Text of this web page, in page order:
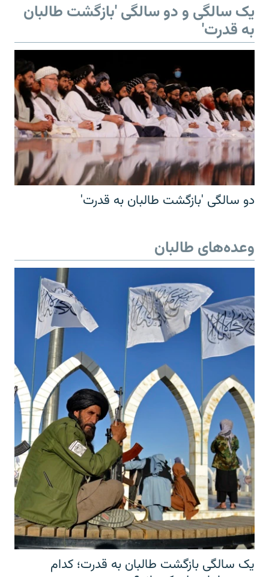
یک سالگی و دو سالگی 'بازگشت طالبان
به قدرت'
دو سالگی 'بازگشت طالبان به قدرت'
وعده‌های طالبان
یک سالگی بازگشت طالبان به قدرت؛ کدام